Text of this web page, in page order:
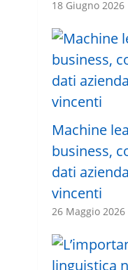
18 Giugno 2026
Machine
business,
dati
vincenti
26 Maggio 2026